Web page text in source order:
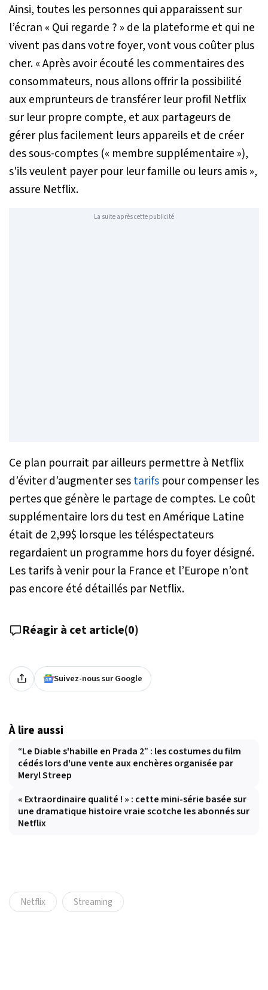
Ainsi, toutes les personnes qui apparaissent sur
l’écran « Qui regarde ? » de la plateforme et qui ne
vivent pas dans votre foyer, vont vous coûter plus
cher. «Après avoir écouté les commentaires des
consommateurs, nous allons offrir la possibilité
aux emprunteurs de transférer leur profil Netflix
sur leur propre compte, et aux partageurs de
gérer plus facilement leurs appareils et de créer
des sous-comptes (« membre supplémentaire »),
s'ils veulent payer pour leur famille ou leurs amis»,
assure Netflix.
La suite après cette publicité
Ce plan pourrait par ailleurs permettre à Netflix
d’éviter d’augmenter sestarifs pour compenser les
pertes que génère le partage de comptes. Le coût
supplémentaire lors du test en Amérique Latine
était de 2,99$ lorsque les téléspectateurs
regardaient un programme hors du foyer désigné.
Les tarifs à venir pour la France et l’Europe n’ont
pas encore été détaillés par Netflix.
Réagir à cet article(0)
Suivez-nous sur Google
À lire aussi
“Le Diable s'habille en Prada 2” : les costumes du film
cédés lors d'une vente aux enchères organisée par
Meryl Streep
« Extraordinaire qualité ! » : cette mini-série basée sur
une dramatique histoire vraie scotche les abonnés sur
Netflix
Netflix Streaming